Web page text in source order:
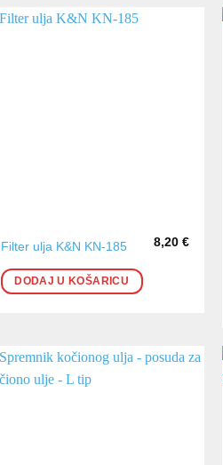
Filter ulja K&N KN-185 8,20 €
DODAJ U KOŠARICU